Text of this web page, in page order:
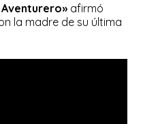
Aventurero» afirmó
la madre de su última